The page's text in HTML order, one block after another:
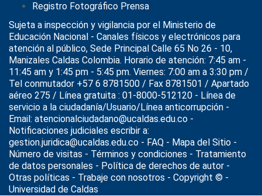
Registro Fotográfico Prensa
Sujeta a inspección y vigilancia por el Ministerio de
Educación Nacional - Canales físicos y electrónicos para
atención al público, Sede Principal Calle 65 No 26 - 10,
Manizales Caldas Colombia. Horario de atención: 7:45 am -
11:45 am y 1:45 pm - 5:45 pm. Viernes: 7:00 am a 3:30 pm /
Tel conmutador +57 6 8781500 / Fax 8781501 / Apartado
aéreo 275 / Línea gratuita : 01-8000-512120 - Línea de
servicio a la ciudadanía/Usuario/Línea anticorrupción -
Email: atencionalciudadano@ucaldas.edu.co -
Notificaciones judiciales escribir a:
gestion.juridica@ucaldas.edu.co - FAQ - Mapa del Sitio -
Número de visitas - Términos y condiciones - Tratamiento
de datos personales - Política de derechos de autor -
Otras políticas - Trabaje con nosotros - Copyright © -
Universidad de Caldas